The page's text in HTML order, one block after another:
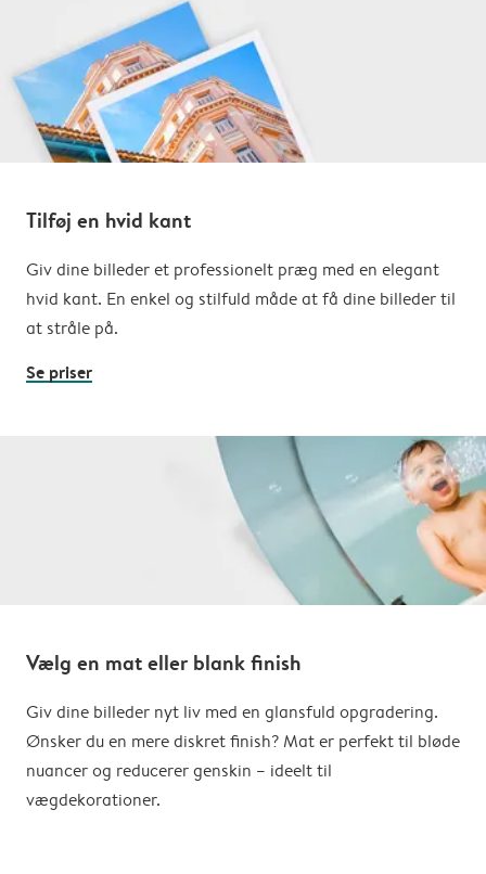
Tilføj en hvid kant
Giv dine billeder et professionelt præg med en elegant
hvid kant. En enkel og stilfuld måde at få dine billeder til
at stråle på.
Se priser
Vælg en mat eller blank finish
Giv dine billeder nyt liv med en glansfuld opgradering.
Ønsker du en mere diskret finish? Mat er perfekt til bløde
nuancer og reducerer genskin – ideelt til
vægdekorationer.